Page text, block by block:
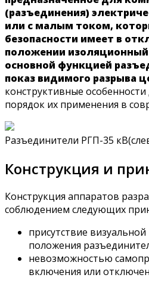
(разъединения)
или с малым током,
безопасности имеет в
положении
основной функцией
показ видимого разрыва
конструктивные
порядок их применения в
Разъединители РГП-35
Конструкция и
Конструкция аппаратов
соблюдением следующих
присутствие
положения
невозможностью
включения или